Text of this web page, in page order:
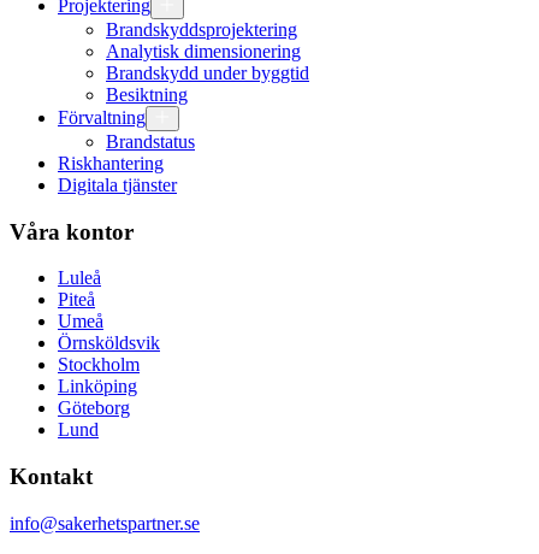
Projektering
Brandskyddsprojektering
Analytisk dimensionering
Brandskydd under byggtid
Besiktning
Förvaltning
Brandstatus
Riskhantering
Digitala tjänster
Våra kontor
Luleå
Piteå
Umeå
Örnsköldsvik
Stockholm
Linköping
Göteborg
Lund
Kontakt
info@sakerhetspartner.se